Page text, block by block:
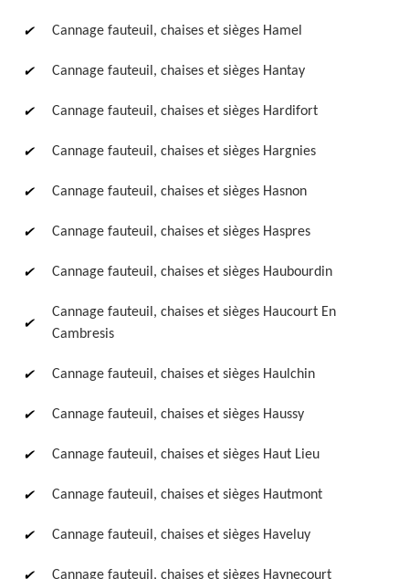
Cannage fauteuil, chaises et sièges Hamel
Cannage fauteuil, chaises et sièges Hantay
Cannage fauteuil, chaises et sièges Hardifort
Cannage fauteuil, chaises et sièges Hargnies
Cannage fauteuil, chaises et sièges Hasnon
Cannage fauteuil, chaises et sièges Haspres
Cannage fauteuil, chaises et sièges Haubourdin
Cannage fauteuil, chaises et sièges Haucourt En
Cambresis
Cannage fauteuil, chaises et sièges Haulchin
Cannage fauteuil, chaises et sièges Haussy
Cannage fauteuil, chaises et sièges Haut Lieu
Cannage fauteuil, chaises et sièges Hautmont
Cannage fauteuil, chaises et sièges Haveluy
Cannage fauteuil, chaises et sièges Haynecourt